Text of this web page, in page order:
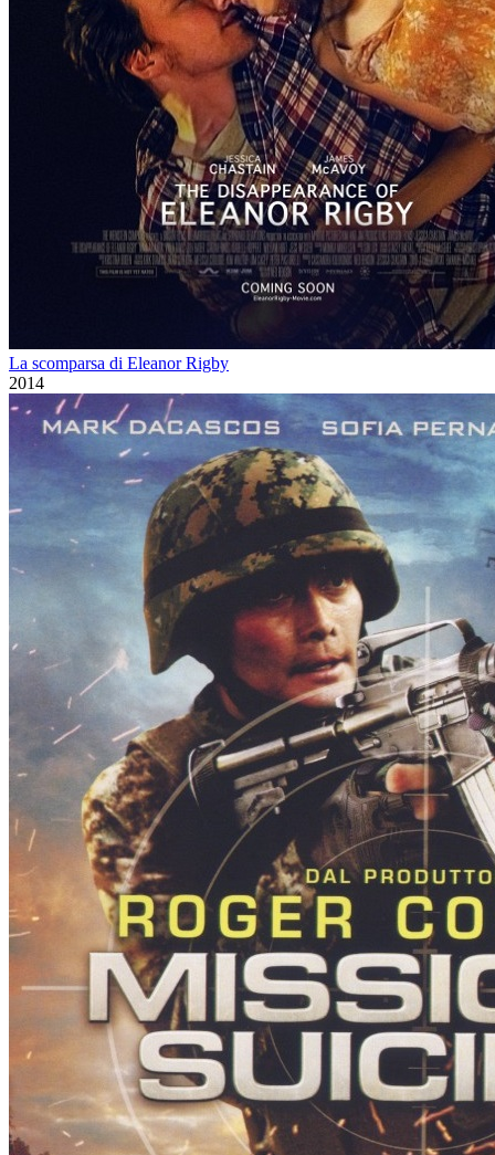
La scomparsa di Eleanor Rigby
2014